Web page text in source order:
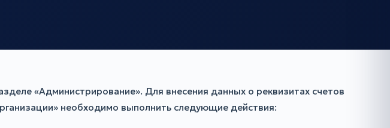
«Администрирование». Для внесения данных о реквизитах счетов
необходимо выполнить следующие действия: